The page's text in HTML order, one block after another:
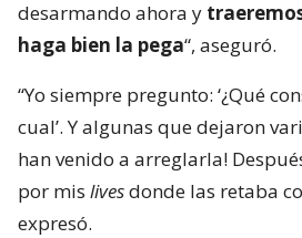
desarmando ahora y
haga bien la pega“, aseguró.
“Yo siempre pregunto: ‘¿Qué
cual’. Y algunas que dejaron
han venido a arreglarla!
por mis livesdonde las retaba
expresó.